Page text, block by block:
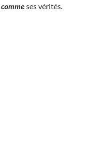
commeses vérités.